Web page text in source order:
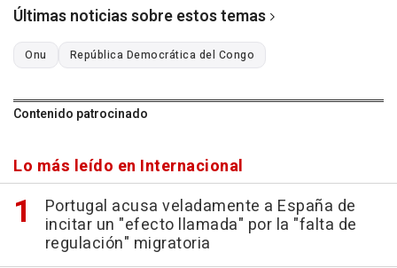
Últimas noticias sobre estos temas
Onu República Democrática del Congo
Contenido patrocinado
Lo más leído en Internacional
Portugal acusa veladamente a España de
incitar un "efecto llamada" por la "falta de
regulación" migratoria